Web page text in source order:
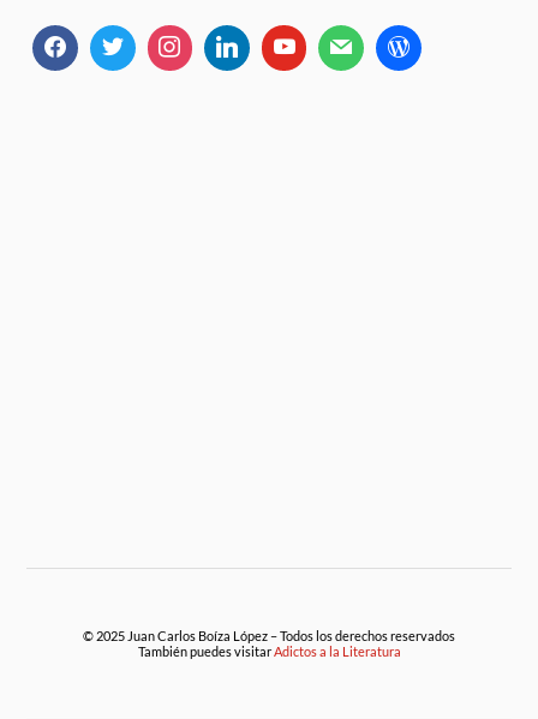
© 2025 Juan Carlos Boíza López – Todos los derechos reservados
También puedes visitarAdictos a la Literatura